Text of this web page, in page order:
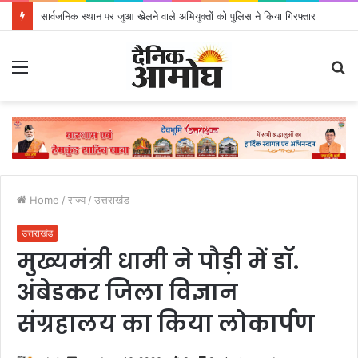
सार्वजनिक स्थान पर जुआ खेलने वाले अभियुक्तों को पुलिस ने किया गिरफ्तार
Home / राज्य / उत्तराखंड
उत्तराखंड
मुख्यमंत्री धामी ने पौड़ी में डॉ.
अंबेडकर जिला विज्ञान
संग्रहालय का किया लोकार्पण